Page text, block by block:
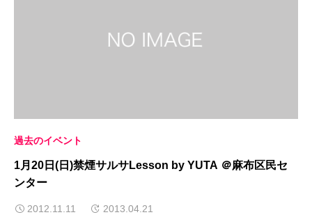
過去のイベント
1月20日(日)禁煙サルサLesson by YUTA ＠麻布区民セ
ンター
2012.11.11 2013.04.21